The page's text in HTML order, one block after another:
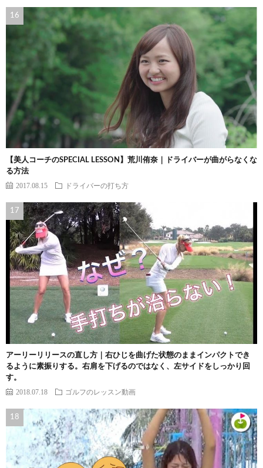
【美人コーチのSPECIAL LESSON】荒川侑奈｜ドライバーが曲がらなくな
る方法
2017.08.15 ドライバーの打ち方
アーリーリリースの直し方｜右ひじを曲げた状態のままインパクトでき
るように素振りする。右肩を下げるのではなく、左サイドをしっかり回
す。
2018.07.18 ゴルフのレッスン動画